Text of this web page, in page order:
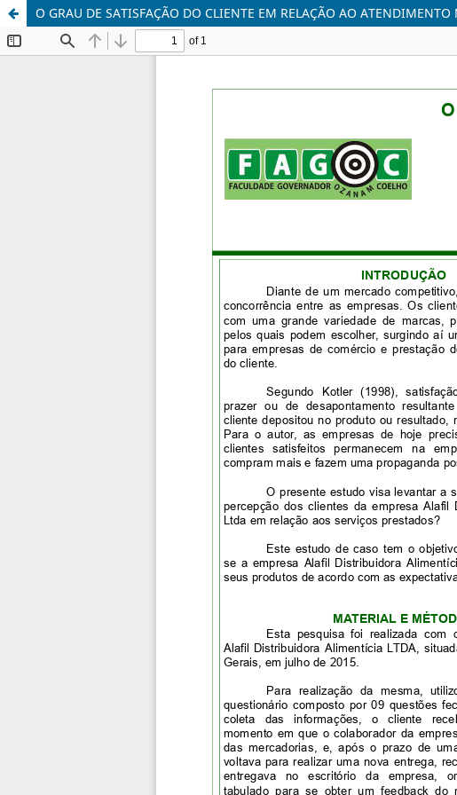
O GRAU DE SATISFAÇÃO DO CLIENTE EM RELAÇÃO AO